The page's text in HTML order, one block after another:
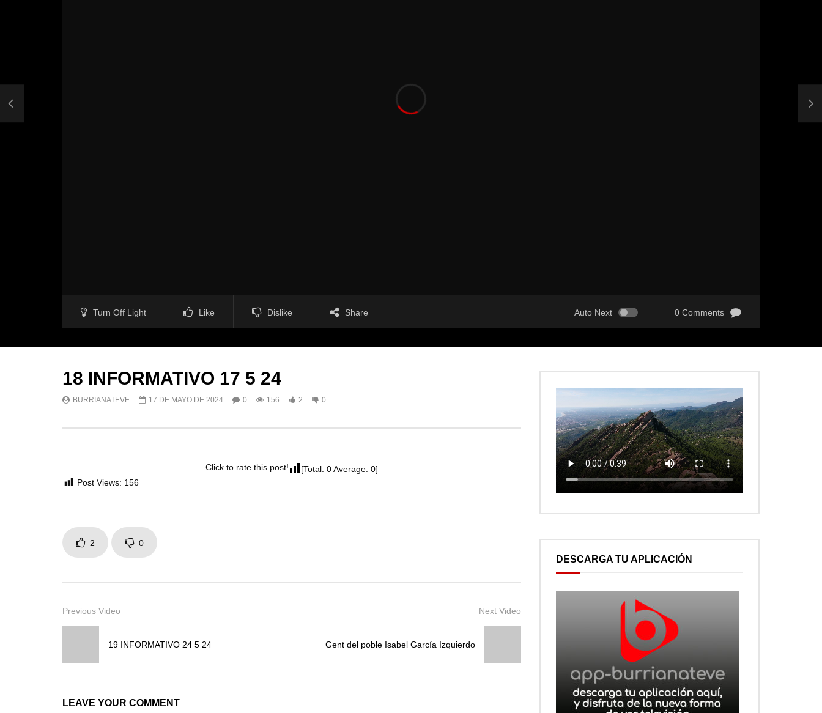
Turn Off Light Like Dislike Share Auto Next 0 Comments
18 INFORMATIVO 17 5 24
BURRIANATEVE 17 DE MAYO DE 2024 0 156 2 0
Click to rate this post! [Total: 0Average: 0]
Post Views: 156
2 0
Previous Video
19 INFORMATIVO 24 5 24
Next Video
Gent del poble Isabel García Izquierdo
LEAVE YOUR COMMENT
DESCARGA TU APLICACIÓN